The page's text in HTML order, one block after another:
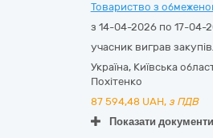
Товариство з
з 14-04-2026 по 17-04-
учасник виграв
Україна, Київська
Похітенко
87 594,48 UAH, з ПДВ
Показати документи